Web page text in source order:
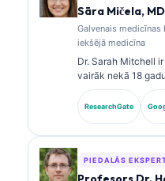
laboratorijas
Sāra Mičela,
Galvenais
iekšējā medicīna
Dr. Sarah Mitchell
vairāk nekā 18
un diagnostikas
sertifikācijas
publicējusi
ResearchGate
PIEDALĀS